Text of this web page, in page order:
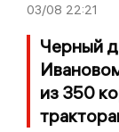
03/08 22:21
Черный
из 350